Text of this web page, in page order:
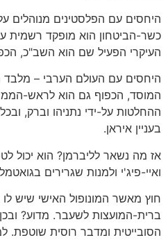
היחסים עם הפלסטינים מנוהלים
כשר-הביטחון הוא מופקד רשמית
העיקרי הפעיל שם הוא השב"כ,
היחסים עם העולם הערבי – מלבד
המוסד, הכפוף גם הוא לראש-
ההחלטות על-ידי נתניהו וברק,
בעניין איראן.
אז מה נשאר לליברמן? הוא יכול
ואיי-פיג'י ולמנות שגרירים
חוץ מאשר המונופול האישי שיש
ברית-המועצות לשעבר. מדוע?
הסובייטית ומדבר רוסית שוטפת.